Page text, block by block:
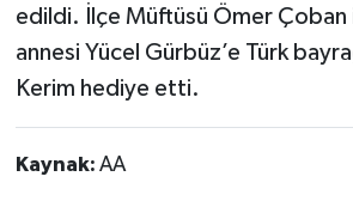
edildi. İlçe Müftüsü Ömer Çoban
annesi Yücel Gürbüz’e Türk
Kerim hediye etti.
Kaynak: AA